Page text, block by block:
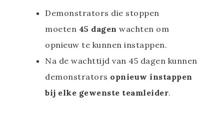
Demonstrators die stoppen
moeten 45 dagen wachten om
opnieuw te kunnen instappen.
Na de wachttijd van 45 dagen kunnen
demonstrators opnieuw instappen
bij elke gewenste teamleider.